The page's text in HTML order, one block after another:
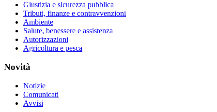
Giustizia e sicurezza pubblica
Tributi, finanze e contravvenzioni
Ambiente
Salute, benessere e assistenza
Autorizzazioni
Agricoltura e pesca
Novità
Notizie
Comunicati
Avvisi